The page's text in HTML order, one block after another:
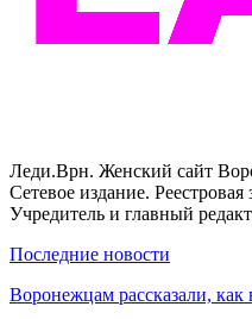
Леди.Врн. Женский сайт
Сетевое издание.
Учредитель и главный
Последние новости
Воронежцам рассказали, как